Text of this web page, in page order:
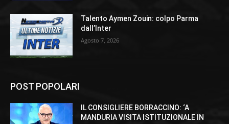
Talento Aymen Zouin: colpo Parma
dall’Inter
Agosto 7, 2026
POST POPOLARI
IL CONSIGLIERE BORRACCINO: ‘A
MANDURIA VISITA ISTITUZIONALE IN